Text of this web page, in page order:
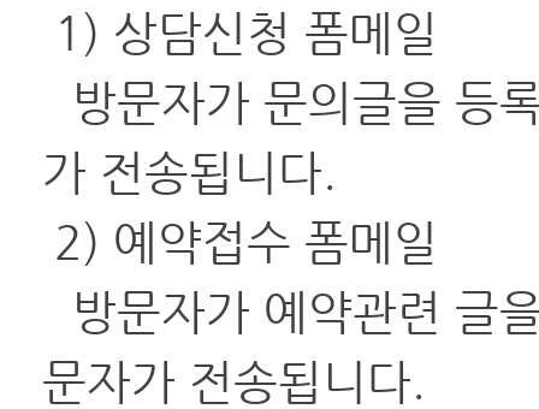
1) 상담신청 폼메일
방문자가 문의글을 등
가 전송됩니다.
2) 예약접수 폼메일
방문자가 예약관련 글
문자가 전송됩니다.